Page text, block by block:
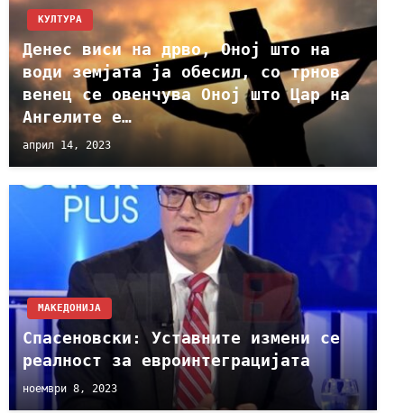
КУЛТУРА
Денес виси на дрво, Оној што на
води земјата ја обесил, со трнов
венец се овенчува Оној што Цар на
Ангелите е…
април 14, 2023
МАКЕДОНИЈА
Спасеновски: Уставните измени се
реалност за евроинтеграцијата
ноември 8, 2023